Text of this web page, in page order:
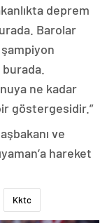
deprem
Barolar
ne kadar
göstergesidir.”
ve
hareket
Kktc